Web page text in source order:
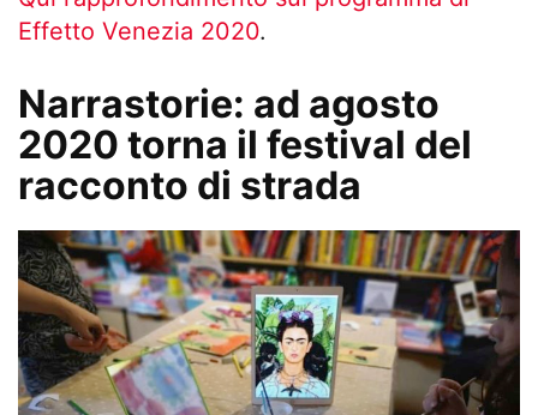
Effetto Venezia 2020.
Narrastorie: ad agosto
2020 torna il festival del
racconto di strada